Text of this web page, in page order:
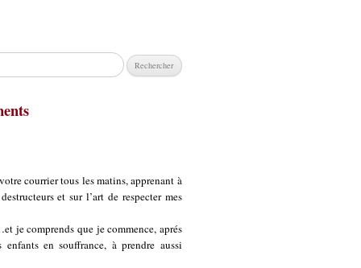
:
courrier tous les matins, apprenant à
et sur l’art de respecter mes
je comprends que je commence, aprés
en souffrance, à prendre aussi